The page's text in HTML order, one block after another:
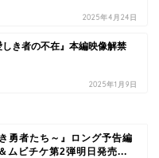
2025年4月24日
しき者の不在』本編映像解禁
2025年1月9日
勇者たち～』ロング予告編
ムビチケ第2弾明日発売...